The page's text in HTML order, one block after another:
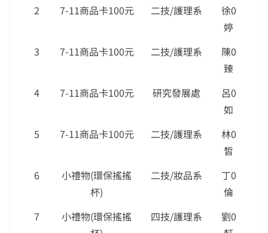
2
7-11商品卡100元 二技/護理系
徐0
婷
3
7-11商品卡100元 二技/護理系
陳0
臻
4
7-11商品卡100元 研究發展處
呂0
如
5
7-11商品卡100元 二技/護理系
林0
皙
6
小禮物(環保搖搖
杯)
二技/妝品系
丁0
倫
7
小禮物(環保搖搖
四技/護理系
劉0